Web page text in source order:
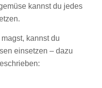
kannst du jedes
kannst du
einsetzen – dazu